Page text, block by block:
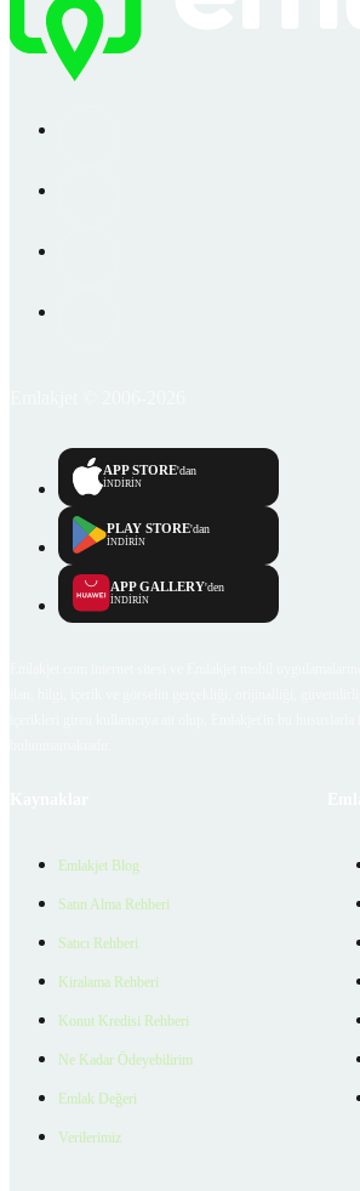
APP STORE'dan
İNDİRİN
PLAY STORE'dan
İNDİRİN
APP GALLERY'den
İNDİRİN
Emlakjet Blog
Satın Alma Rehberi
Satıcı Rehberi
Kiralama Rehberi
Konut Kredisi Rehberi
Ne Kadar Ödeyebilirim
Emlak Değeri
Verilerimiz